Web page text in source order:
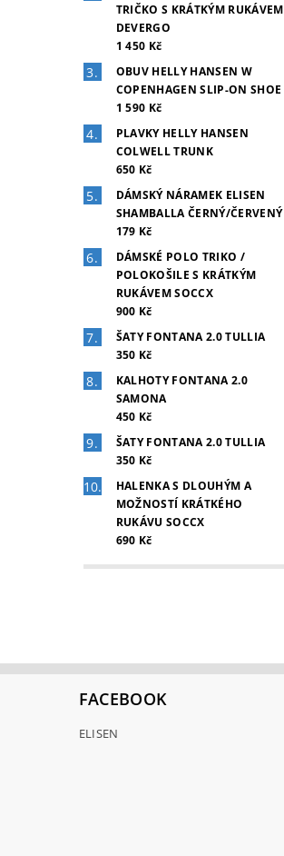
TRIČKO S KRÁTKÝM RUKÁVEM
DEVERGO
1 450 Kč
OBUV HELLY HANSEN W
COPENHAGEN SLIP-ON SHOE
1 590 Kč
PLAVKY HELLY HANSEN
COLWELL TRUNK
650 Kč
DÁMSKÝ NÁRAMEK ELISEN
SHAMBALLA ČERNÝ/ČERVENÝ
179 Kč
DÁMSKÉ POLO TRIKO /
POLOKOŠILE S KRÁTKÝM
RUKÁVEM SOCCX
900 Kč
ŠATY FONTANA 2.0 TULLIA
350 Kč
KALHOTY FONTANA 2.0
SAMONA
450 Kč
ŠATY FONTANA 2.0 TULLIA
350 Kč
HALENKA S DLOUHÝM A
MOŽNOSTÍ KRÁTKÉHO
RUKÁVU SOCCX
690 Kč
FACEBOOK
ELISEN